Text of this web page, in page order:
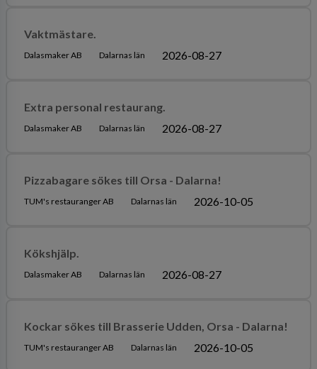
Vaktmästare.
Dalasmaker AB Dalarnas län 2026-08-27
Extra personal restaurang.
Dalasmaker AB Dalarnas län 2026-08-27
Pizzabagare sökes till Orsa - Dalarna!
TUM's restauranger AB Dalarnas län 2026-10-05
Kökshjälp.
Dalasmaker AB Dalarnas län 2026-08-27
Kockar sökes till Brasserie Udden, Orsa - Dalarna!
TUM's restauranger AB Dalarnas län 2026-10-05